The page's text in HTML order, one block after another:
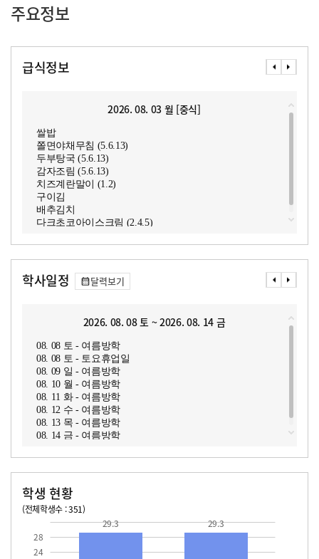
주요정보
급식정보
2026. 08. 03 월 [중식]
쌀밥
쫄면야채무침 (5.6.13)
두부탕국 (5.6.13)
감자조림 (5.6.13)
치즈계란말이 (1.2)
구이김
배추김치
다크초코아이스크림 (2.4.5)
학사일정 달력보기
2026. 08. 08 토 ~ 2026. 08. 14 금
08. 08 토 - 여름방학
08. 08 토 - 토요휴업일
08. 09 일 - 여름방학
08. 10 월 - 여름방학
08. 11 화 - 여름방학
08. 12 수 - 여름방학
08. 13 목 - 여름방학
08. 14 금 - 여름방학
학생 현황
(전체학생수 : 351)
24
28
29.3 29.3